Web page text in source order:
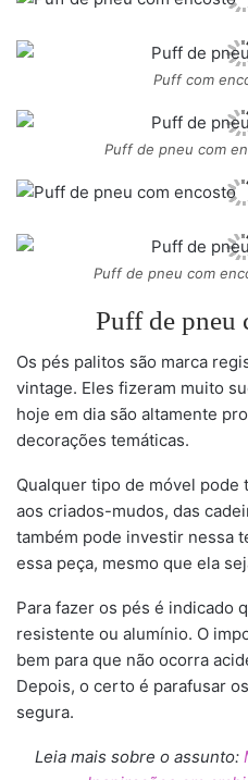
Puff com
Puff de pneu com
Puff de pneu com
Puff de pneu
Os pés palitos são marca
vintage. Eles fizeram muito
hoje em dia são altamente
decorações temáticas.
Qualquer tipo de móvel pode
aos criados-mudos, das
também pode investir nessa
essa peça, mesmo que ela
Para fazer os pés é indicado
resistente ou alumínio. O
bem para que não ocorra
Depois, o certo é parafusar
segura.
Leia mais sobre o assunto: